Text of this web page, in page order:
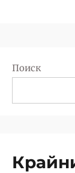
Поиск